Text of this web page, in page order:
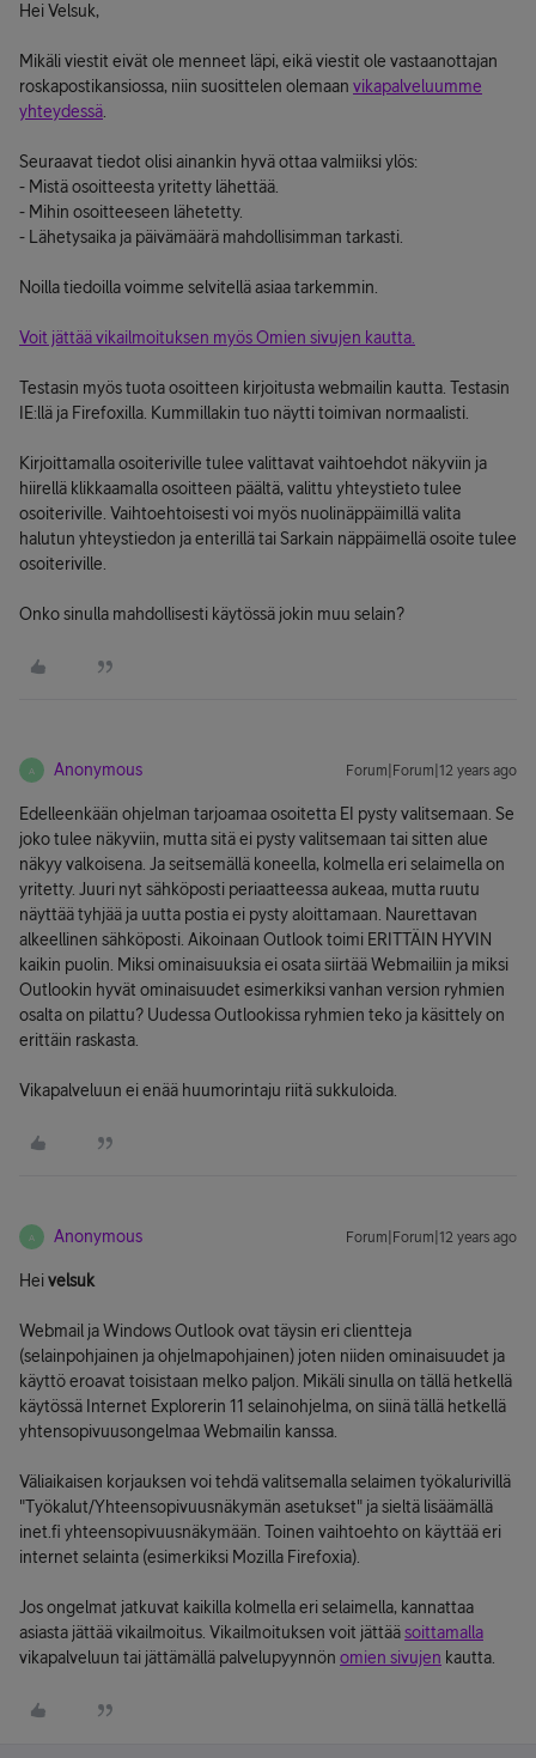
Hei Velsuk,
Mikäli viestit eivät ole menneet läpi, eikä viestit ole vastaanottajan
roskapostikansiossa, niin suosittelen olemaan vikapalveluumme
yhteydessä
Seuraavat tiedot olisi ainankin hyvä ottaa valmiiksi ylös:
- Mistä osoitteesta yritetty lähettää.
- Mihin osoitteeseen lähetetty.
- Lähetysaika ja päivämäärä mahdollisimman tarkasti.
Noilla tiedoilla voimme selvitellä asiaa tarkemmin.
Voit jättää vikailmoituksen myös Omien sivujen kautta.
Testasin myös tuota osoitteen kirjoitusta webmailin kautta. Testasin
IE:llä ja Firefoxilla. Kummillakin tuo näytti toimivan normaalisti.
Kirjoittamalla osoiteriville tulee valittavat vaihtoehdot näkyviin ja
hiirellä klikkaamalla osoitteen päältä, valittu yhteystieto tulee
osoiteriville. Vaihtoehtoisesti voi myös nuolinäppäimillä valita
halutun yhteystiedon ja enterillä tai Sarkain näppäimellä osoite tulee
osoiteriville.
Onko sinulla mahdollisesti käytössä jokin muu selain?
A Anonymous Forum|Forum|12 years ago
Edelleenkään ohjelman tarjoamaa osoitetta EI pysty valitsemaan. Se
joko tulee näkyviin, mutta sitä ei pysty valitsemaan tai sitten alue
näkyy valkoisena. Ja seitsemällä koneella, kolmella eri selaimella on
yritetty. Juuri nyt sähköposti periaatteessa aukeaa, mutta ruutu
näyttää tyhjää ja uutta postia ei pysty aloittamaan. Naurettavan
alkeellinen sähköposti. Aikoinaan Outlook toimi ERITTÄIN HYVIN
kaikin puolin. Miksi ominaisuuksia ei osata siirtää Webmailiin ja miksi
Outlookin hyvät ominaisuudet esimerkiksi vanhan version ryhmien
osalta on pilattu? Uudessa Outlookissa ryhmien teko ja käsittely on
erittäin raskasta.
Vikapalveluun ei enää huumorintaju riitä sukkuloida.
A Anonymous Forum|Forum|12 years ago
Heivelsuk
Webmail ja Windows Outlook ovat täysin eri clientteja
(selainpohjainen ja ohjelmapohjainen) joten niiden ominaisuudet ja
käyttö eroavat toisistaan melko paljon. Mikäli sinulla on tällä hetkellä
käytössä Internet Explorerin 11 selainohjelma, on siinä tällä hetkellä
yhtensopivuusongelmaa Webmailin kanssa.
Väliaikaisen korjauksen voi tehdä valitsemalla selaimen työkalurivillä
"Työkalut/Yhteensopivuusnäkymän asetukset" ja sieltä lisäämällä
inet.fi yhteensopivuusnäkymään. Toinen vaihtoehto on käyttää eri
internet selainta (esimerkiksi Mozilla Firefoxia).
Jos ongelmat jatkuvat kaikilla kolmella eri selaimella, kannattaa
asiasta jättää vikailmoitus. Vikailmoituksen voit jättääsoittamalla
vikapalveluun tai jättämällä palvelupyynnön omien sivujen kautta.